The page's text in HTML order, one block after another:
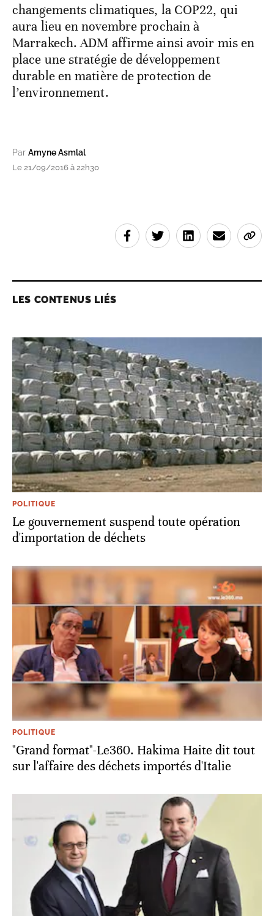
changements climatiques, la COP22, qui
aura lieu en novembre prochain à
Marrakech. ADM affirme ainsi avoir mis en
place une stratégie de développement
durable en matière de protection de
l’environnement.
Par Amyne Asmlal
Le 21/09/2016 à 22h30
LES CONTENUS LIÉS
POLITIQUE
Le gouvernement suspend toute opération
d'importation de déchets
POLITIQUE
"Grand format"-Le360. Hakima Haite dit tout
sur l'affaire des déchets importés d'Italie